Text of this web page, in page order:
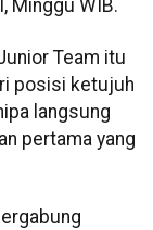
Minggu WIB.
Team itu
posisi ketujuh
langsung
pertama yang